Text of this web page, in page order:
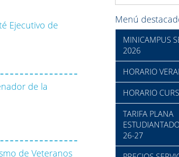
Ejecutivo de
de la
de Veteranos
Menú
MINICAMPUS
2026
HORARIO
HORARIO
TARIFA PLANA
26-27